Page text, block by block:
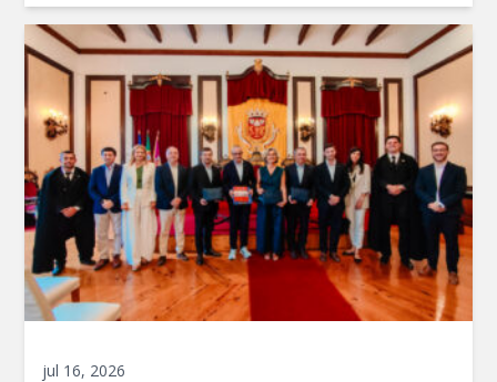
jul 16, 2026